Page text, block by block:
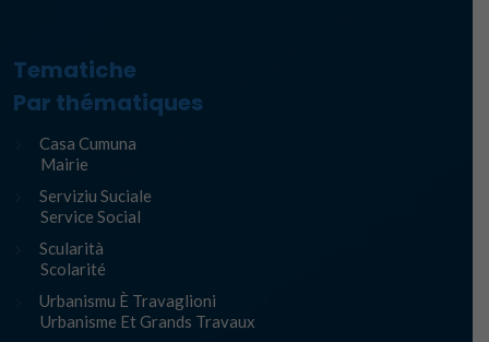
Tematiche
Par thématiques
Casa Cumuna
Mairie
Serviziu Suciale
Service Social
Scularità
Scolarité
Urbanismu È Travaglioni
Urbanisme Et Grands Travaux